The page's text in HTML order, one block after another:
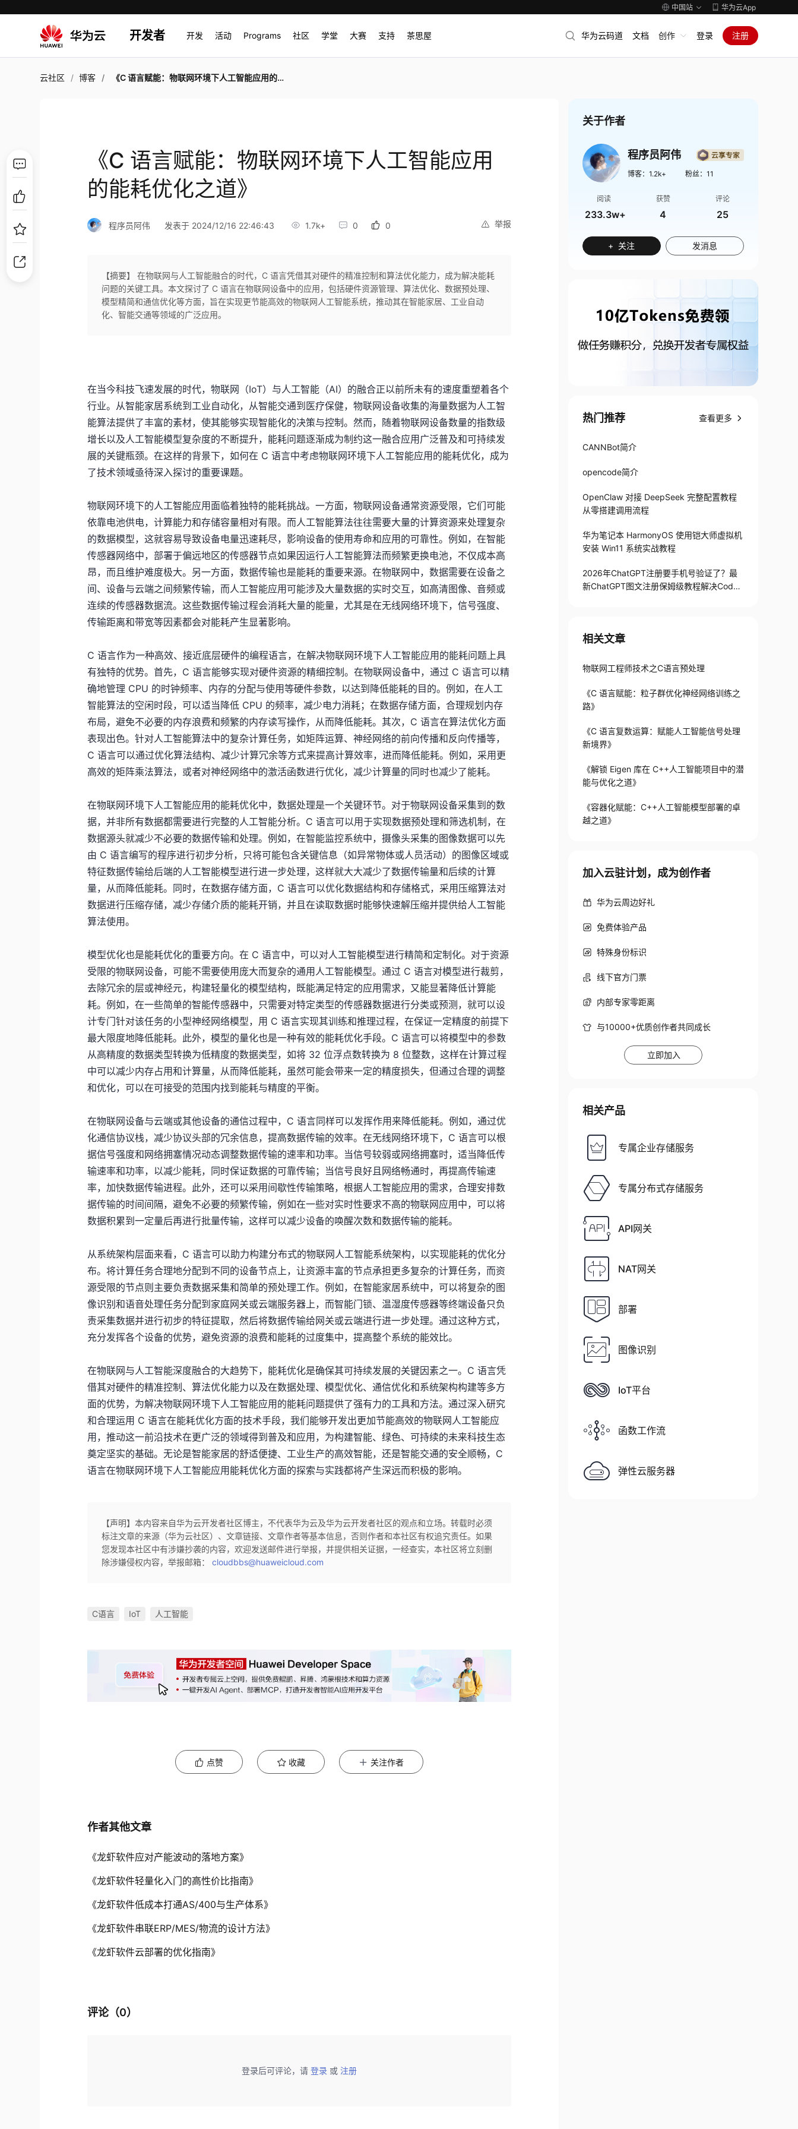
中国站 华为云App
开发者 开发 活动 Programs 社区 学堂 大赛 支持 茶思屋 华为云码道 文档 创作 登录 注册
云社区 博客 《C 语言赋能：物联网环境下人工智能应用的能耗优化之道》
《C 语言赋能：物联网环境下人工智能应用
的能耗优化之道》
举报
程序员阿伟 发表于 2024/12/16 22:46:43 1.7k+ 0 0
【摘要】 在物联网与人工智能融合的时代，C 语言凭借其对硬件的精准控制和算法优化能力，成为解决能耗
问题的关键工具。本文探讨了 C 语言在物联网设备中的应用，包括硬件资源管理、算法优化、数据预处理、
模型精简和通信优化等方面，旨在实现更节能高效的物联网人工智能系统，推动其在智能家居、工业自动
化、智能交通等领域的广泛应用。
在当今科技飞速发展的时代，物联网（IoT）与人工智能（AI）的融合正以前所未有的速度重塑着各个
行业。从智能家居系统到工业自动化，从智能交通到医疗保健，物联网设备收集的海量数据为人工智
能算法提供了丰富的素材，使其能够实现智能化的决策与控制。然而，随着物联网设备数量的指数级
增长以及人工智能模型复杂度的不断提升，能耗问题逐渐成为制约这一融合应用广泛普及和可持续发
展的关键瓶颈。在这样的背景下，如何在 C 语言中考虑物联网环境下人工智能应用的能耗优化，成为
了技术领域亟待深入探讨的重要课题。
物联网环境下的人工智能应用面临着独特的能耗挑战。一方面，物联网设备通常资源受限，它们可能
依靠电池供电，计算能力和存储容量相对有限。而人工智能算法往往需要大量的计算资源来处理复杂
的数据模型，这就容易导致设备电量迅速耗尽，影响设备的使用寿命和应用的可靠性。例如，在智能
传感器网络中，部署于偏远地区的传感器节点如果因运行人工智能算法而频繁更换电池，不仅成本高
昂，而且维护难度极大。另一方面，数据传输也是能耗的重要来源。在物联网中，数据需要在设备之
间、设备与云端之间频繁传输，而人工智能应用可能涉及大量数据的实时交互，如高清图像、音频或
连续的传感器数据流。这些数据传输过程会消耗大量的能量，尤其是在无线网络环境下，信号强度、
传输距离和带宽等因素都会对能耗产生显著影响。
C 语言作为一种高效、接近底层硬件的编程语言，在解决物联网环境下人工智能应用的能耗问题上具
有独特的优势。首先，C 语言能够实现对硬件资源的精细控制。在物联网设备中，通过 C 语言可以精
确地管理 CPU 的时钟频率、内存的分配与使用等硬件参数，以达到降低能耗的目的。例如，在人工
智能算法的空闲时段，可以适当降低 CPU 的频率，减少电力消耗；在数据存储方面，合理规划内存
布局，避免不必要的内存浪费和频繁的内存读写操作，从而降低能耗。其次，C 语言在算法优化方面
表现出色。针对人工智能算法中的复杂计算任务，如矩阵运算、神经网络的前向传播和反向传播等，
C 语言可以通过优化算法结构、减少计算冗余等方式来提高计算效率，进而降低能耗。例如，采用更
高效的矩阵乘法算法，或者对神经网络中的激活函数进行优化，减少计算量的同时也减少了能耗。
在物联网环境下人工智能应用的能耗优化中，数据处理是一个关键环节。对于物联网设备采集到的数
据，并非所有数据都需要进行完整的人工智能分析。C 语言可以用于实现数据预处理和筛选机制，在
数据源头就减少不必要的数据传输和处理。例如，在智能监控系统中，摄像头采集的图像数据可以先
由 C 语言编写的程序进行初步分析，只将可能包含关键信息（如异常物体或人员活动）的图像区域或
特征数据传输给后端的人工智能模型进行进一步处理，这样就大大减少了数据传输量和后续的计算
量，从而降低能耗。同时，在数据存储方面，C 语言可以优化数据结构和存储格式，采用压缩算法对
数据进行压缩存储，减少存储介质的能耗开销，并且在读取数据时能够快速解压缩并提供给人工智能
算法使用。
模型优化也是能耗优化的重要方向。在 C 语言中，可以对人工智能模型进行精简和定制化。对于资源
受限的物联网设备，可能不需要使用庞大而复杂的通用人工智能模型。通过 C 语言对模型进行裁剪，
去除冗余的层或神经元，构建轻量化的模型结构，既能满足特定的应用需求，又能显著降低计算能
耗。例如，在一些简单的智能传感器中，只需要对特定类型的传感器数据进行分类或预测，就可以设
计专门针对该任务的小型神经网络模型，用 C 语言实现其训练和推理过程，在保证一定精度的前提下
最大限度地降低能耗。此外，模型的量化也是一种有效的能耗优化手段。C 语言可以将模型中的参数
从高精度的数据类型转换为低精度的数据类型，如将 32 位浮点数转换为 8 位整数，这样在计算过程
中可以减少内存占用和计算量，从而降低能耗，虽然可能会带来一定的精度损失，但通过合理的调整
和优化，可以在可接受的范围内找到能耗与精度的平衡。
在物联网设备与云端或其他设备的通信过程中，C 语言同样可以发挥作用来降低能耗。例如，通过优
化通信协议栈，减少协议头部的冗余信息，提高数据传输的效率。在无线网络环境下，C 语言可以根
据信号强度和网络拥塞情况动态调整数据传输的速率和功率。当信号较弱或网络拥塞时，适当降低传
输速率和功率，以减少能耗，同时保证数据的可靠传输；当信号良好且网络畅通时，再提高传输速
率，加快数据传输进程。此外，还可以采用间歇性传输策略，根据人工智能应用的需求，合理安排数
据传输的时间间隔，避免不必要的频繁传输，例如在一些对实时性要求不高的物联网应用中，可以将
数据积累到一定量后再进行批量传输，这样可以减少设备的唤醒次数和数据传输的能耗。
从系统架构层面来看，C 语言可以助力构建分布式的物联网人工智能系统架构，以实现能耗的优化分
布。将计算任务合理地分配到不同的设备节点上，让资源丰富的节点承担更多复杂的计算任务，而资
源受限的节点则主要负责数据采集和简单的预处理工作。例如，在智能家居系统中，可以将复杂的图
像识别和语音处理任务分配到家庭网关或云端服务器上，而智能门锁、温湿度传感器等终端设备只负
责采集数据并进行初步的特征提取，然后将数据传输给网关或云端进行进一步处理。通过这种方式，
充分发挥各个设备的优势，避免资源的浪费和能耗的过度集中，提高整个系统的能效比。
在物联网与人工智能深度融合的大趋势下，能耗优化是确保其可持续发展的关键因素之一。C 语言凭
借其对硬件的精准控制、算法优化能力以及在数据处理、模型优化、通信优化和系统架构构建等多方
面的优势，为解决物联网环境下人工智能应用的能耗问题提供了强有力的工具和方法。通过深入研究
和合理运用 C 语言在能耗优化方面的技术手段，我们能够开发出更加节能高效的物联网人工智能应
用，推动这一前沿技术在更广泛的领域得到普及和应用，为构建智能、绿色、可持续的未来科技生态
奠定坚实的基础。无论是智能家居的舒适便捷、工业生产的高效智能，还是智能交通的安全顺畅，C
语言在物联网环境下人工智能应用能耗优化方面的探索与实践都将产生深远而积极的影响。
【声明】本内容来自华为云开发者社区博主，不代表华为云及华为云开发者社区的观点和立场。转载时必须
标注文章的来源（华为云社区）、文章链接、文章作者等基本信息，否则作者和本社区有权追究责任。如果
您发现本社区中有涉嫌抄袭的内容，欢迎发送邮件进行举报，并提供相关证据，一经查实，本社区将立刻删
除涉嫌侵权内容，举报邮箱：cloudbbs@huaweicloud.com
C语言 IoT 人工智能
点赞 收藏 关注作者
作者其他文章
《龙虾软件应对产能波动的落地方案》
《龙虾软件轻量化入门的高性价比指南》
《龙虾软件低成本打通AS/400与生产体系》
《龙虾软件串联ERP/MES/物流的设计方法》
《龙虾软件云部署的优化指南》
评论（0）
登录后可评论，请 登录 或 注册
关于作者
程序员阿伟
博客： 1.2k+ 粉丝： 11
阅读
233.3w+
获赞
4
评论
25
+ 关注 发消息
热门推荐 查看更多
CANNBot简介
opencode简介
OpenClaw 对接 DeepSeek 完整配置教程
从零搭建调用流程
华为笔记本 HarmonyOS 使用铠大师虚拟机
安装 Win11 系统实战教程
2026年ChatGPT注册要手机号验证了？最
新ChatGPT图文注册保姆级教程解决Codex
相关文章
物联网工程师技术之C语言预处理
《C 语言赋能：粒子群优化神经网络训练之
路》
《C 语言复数运算：赋能人工智能信号处理
新境界》
《解锁 Eigen 库在 C++人工智能项目中的潜
能与优化之道》
《容器化赋能：C++人工智能模型部署的卓
越之道》
加入云驻计划，成为创作者
华为云周边好礼
免费体验产品
特殊身份标识
线下官方门票
内部专家零距离
与10000+优质创作者共同成长
立即加入
相关产品
专属企业存储服务
专属分布式存储服务
API网关
NAT网关
部署
图像识别
IoT平台
函数工作流
弹性云服务器